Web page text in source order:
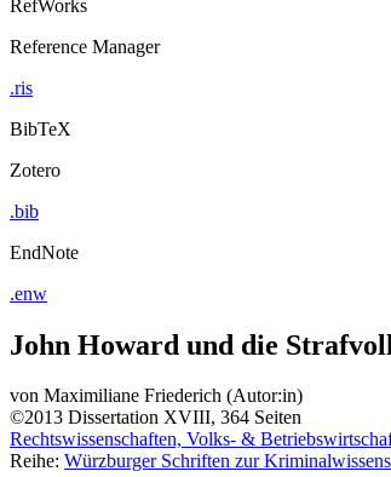
RefWorks
Reference Manager
.ris
BibTeX
Zotero
.bib
EndNote
.enw
John Howard und die
von Maximiliane Friederich (Autor:in)
©2013 Dissertation XVIII, 364 Seiten
Rechtswissenschaften, Volks- &
Reihe: Würzburger Schriften zur